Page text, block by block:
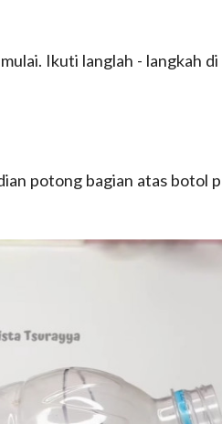
Ikuti langlah - langkah
potong bagian atas botol